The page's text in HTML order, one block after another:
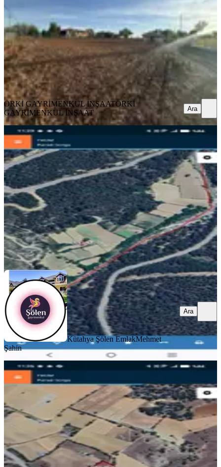
10550 m²
·12.05.2026
8.350.000 ₺
ÖRKİ GAYRİMENKUL İNŞAAT ÖRKİ GAYRİMENKUL
İNŞAAT
Ara
ÖRKİ GAYRİMENKUL İNŞAATÖRKİ
GAYRİMENKUL İNŞAAT
Ara
Kale, Gülbağlık Mahallesi
76 m²·658/m²· 16.05.2026
50.000 ₺
Kütahya Şölen EmlakMehmet Şahin
Ara
Kütahya Şölen EmlakMehmet
Şahin
Ara
22
Kale, Yeniköy Mahallesi
150 m²·467/m² 16.05.2026
70.000 ₺ 90.000 ₺